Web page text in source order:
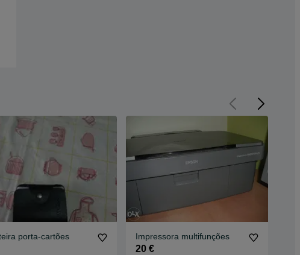
porta-cartões Impressora multifunções
20 €